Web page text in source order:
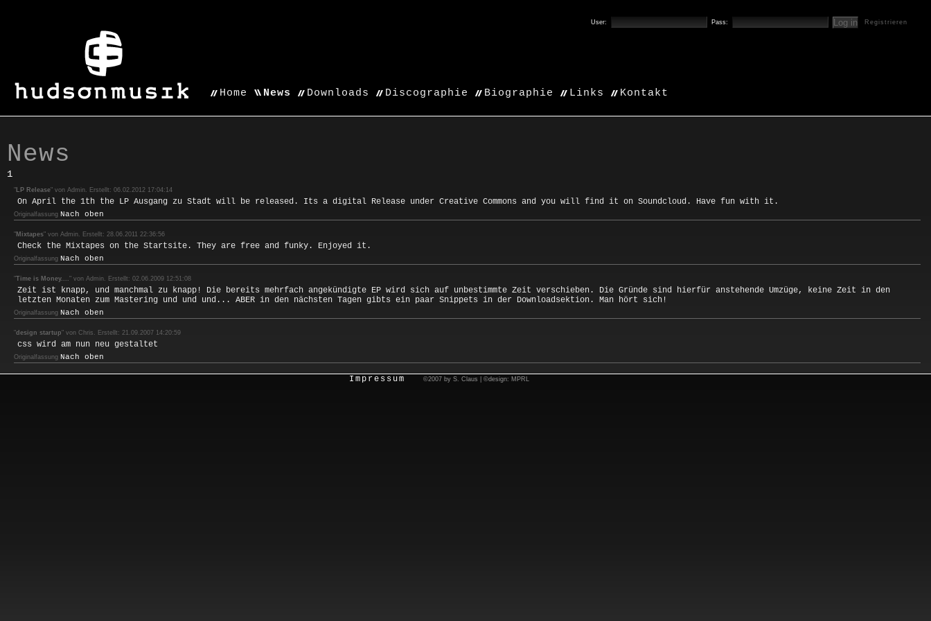
User: Pass: Registrieren
Home News Downloads Discographie Biographie Links Kontakt
News
1
" LP Release" von Admin. Erstellt: 06.02.2012 17:04:14
On April the 1th the LP Ausgang zu Stadt will be released. Its a digital Release under Creative Commons and you will find it on Soundcloud. Have fun with it.
Originalfassung Nach oben
" Mixtapes" von Admin. Erstellt: 28.06.2011 22:36:56
Check the Mixtapes on the Startsite. They are free and funky. Enjoyed it.
Originalfassung Nach oben
"Time is Money...." von Admin. Erstellt: 02.06.2009 12:51:08
Zeit ist knapp, und manchmal zu knapp! Die bereits mehrfach angekündigte EP wird sich auf unbestimmte Zeit verschieben. Die Gründe sind hierfür anstehende Umzüge, keine Zeit in den
letzten Monaten zum Mastering und und und... ABER in den nächsten Tagen gibts ein paar Snippets in der Downloadsektion. Man hört sich!
Originalfassung Nach oben
"design startup" von Chris. Erstellt: 21.09.2007 14:20:59
css wird am nun neu gestaltet
Originalfassung Nach oben
Impressum ©2007 by S. Claus | ©design: MPRL